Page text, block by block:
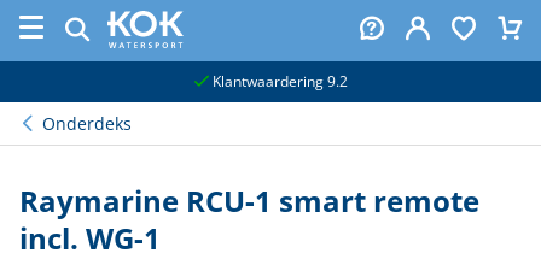
Klantwaardering 9.2
Onderdeks
Raymarine RCU-1 smart remote
incl. WG-1